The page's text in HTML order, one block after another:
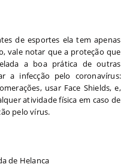
de esportes ela tem apenas
vale notar que a proteção que
a boa prática de outras
a infecção pelo coronavírus:
usar Face Shields, e,
atividade física em caso de
pelo vírus.
de Helanca